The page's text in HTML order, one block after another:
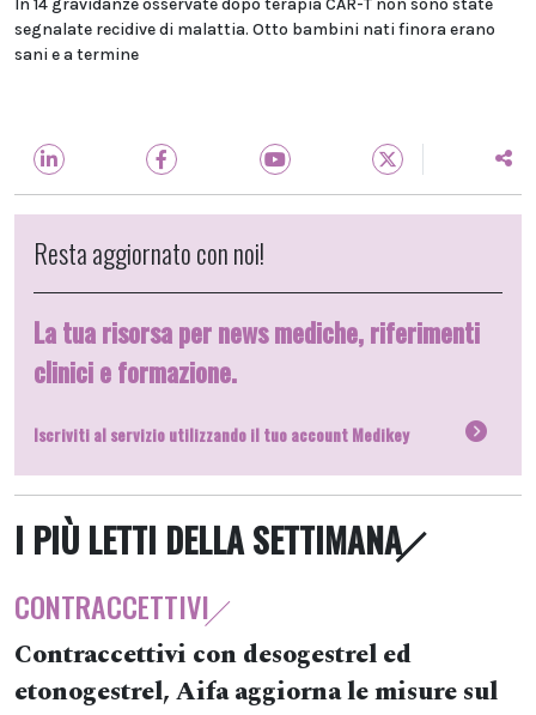
In 14 gravidanze osservate dopo terapia CAR-T non sono state
segnalate recidive di malattia. Otto bambini nati finora erano
sani e a termine
Resta aggiornato con noi!
La tua risorsa per news mediche, riferimenti
clinici e formazione.
Iscriviti al servizio utilizzando il tuo account Medikey
I PIÙ LETTI DELLA SETTIMANA
CONTRACCETTIVI
Contraccettivi con desogestrel ed
etonogestrel, Aifa aggiorna le misure sul